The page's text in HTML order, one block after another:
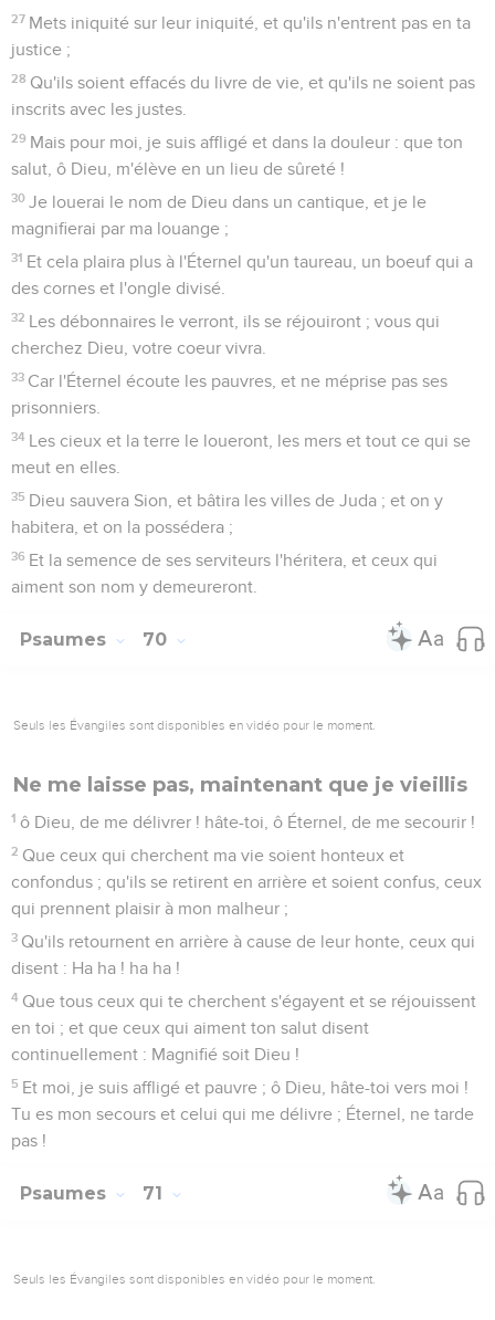
27 Mets iniquité sur leur iniquité, et qu'ils n'entrent pas en ta
justice ;
28 Qu'ils soient effacés du livre de vie, et qu'ils ne soient pas
inscrits avec les justes.
29 Mais pour moi, je suis affligé et dans la douleur : que ton
salut, ô Dieu, m'élève en un lieu de sûreté !
30 Je louerai le nom de Dieu dans un cantique, et je le
magnifierai par ma louange ;
31 Et cela plaira plus à l'Éternel qu'un taureau, un boeuf qui a
des cornes et l'ongle divisé.
32 Les débonnaires le verront, ils se réjouiront ; vous qui
cherchez Dieu, votre coeur vivra.
33 Car l'Éternel écoute les pauvres, et ne méprise pas ses
prisonniers.
34 Les cieux et la terre le loueront, les mers et tout ce qui se
meut en elles.
35 Dieu sauvera Sion, et bâtira les villes de Juda ; et on y
habitera, et on la possédera ;
36 Et la semence de ses serviteurs l'héritera, et ceux qui
aiment son nom y demeureront.
Psaumes 70
Seuls les Évangiles sont disponibles en vidéo pour le moment.
Ne me laisse pas, maintenant que je vieillis
1 ô Dieu, de me délivrer ! hâte-toi, ô Éternel, de me secourir !
2 Que ceux qui cherchent ma vie soient honteux et
confondus ; qu'ils se retirent en arrière et soient confus, ceux
qui prennent plaisir à mon malheur ;
3 Qu'ils retournent en arrière à cause de leur honte, ceux qui
disent : Ha ha ! ha ha !
4 Que tous ceux qui te cherchent s'égayent et se réjouissent
en toi ; et que ceux qui aiment ton salut disent
continuellement : Magnifié soit Dieu !
5 Et moi, je suis affligé et pauvre ; ô Dieu, hâte-toi vers moi !
Tu es mon secours et celui qui me délivre ; Éternel, ne tarde
pas !
Psaumes 71
Seuls les Évangiles sont disponibles en vidéo pour le moment.